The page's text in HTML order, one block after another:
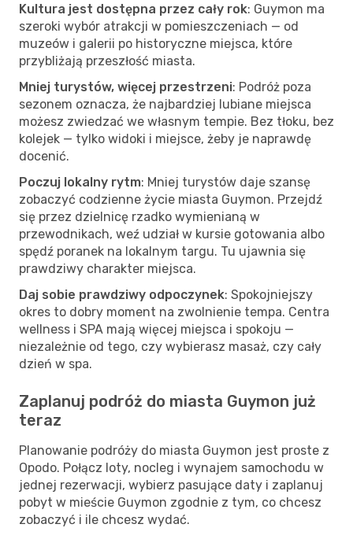
Kultura jest dostępna przez cały rok: Guymon ma
szeroki wybór atrakcji w pomieszczeniach — od
muzeów i galerii po historyczne miejsca, które
przybliżają przeszłość miasta.
Mniej turystów, więcej przestrzeni: Podróż poza
sezonem oznacza, że najbardziej lubiane miejsca
możesz zwiedzać we własnym tempie. Bez tłoku, bez
kolejek — tylko widoki i miejsce, żeby je naprawdę
docenić.
Poczuj lokalny rytm: Mniej turystów daje szansę
zobaczyć codzienne życie miasta Guymon. Przejdź
się przez dzielnicę rzadko wymienianą w
przewodnikach, weź udział w kursie gotowania albo
spędź poranek na lokalnym targu. Tu ujawnia się
prawdziwy charakter miejsca.
Daj sobie prawdziwy odpoczynek: Spokojniejszy
okres to dobry moment na zwolnienie tempa. Centra
wellness i SPA mają więcej miejsca i spokoju —
niezależnie od tego, czy wybierasz masaż, czy cały
dzień w spa.
Zaplanuj podróż do miasta Guymon już
teraz
Planowanie podróży do miasta Guymon jest proste z
Opodo. Połącz loty, nocleg i wynajem samochodu w
jednej rezerwacji, wybierz pasujące daty i zaplanuj
pobyt w mieście Guymon zgodnie z tym, co chcesz
zobaczyć i ile chcesz wydać.